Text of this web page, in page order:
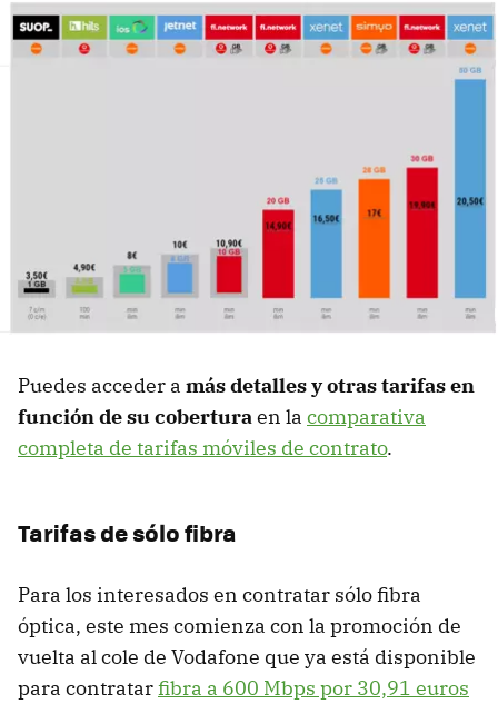
Puedes acceder a más detalles y otras tarifas en
función de su coberturaen la comparativa
completa de tarifas móviles de contrato.
Tarifas de sólo fibra
Para los interesados en contratar sólo fibra
óptica, este mes comienza con la promoción de
vuelta al cole de Vodafone que ya está disponible
para contratarfibra a 600 Mbps por 30,91 euros